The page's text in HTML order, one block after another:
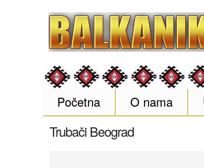
Početna O nama
Trubači Beograd